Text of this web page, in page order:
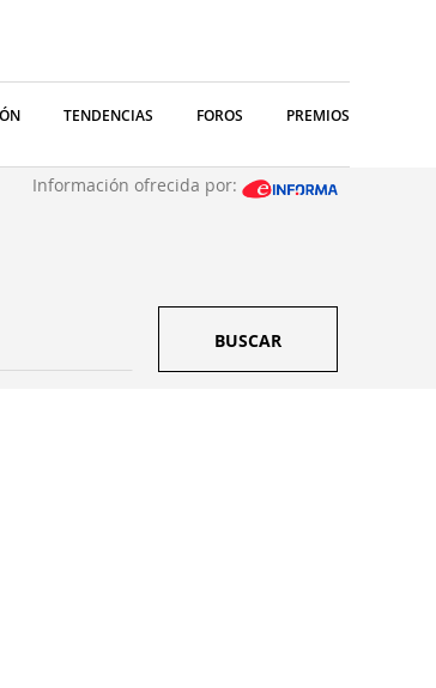
TENDENCIAS FOROS PREMIOS
Información ofrecida por:
BUSCAR